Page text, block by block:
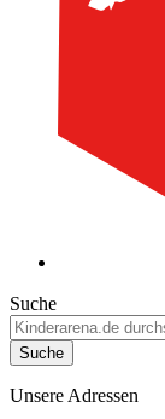
Suche
Suche
Unsere Adressen